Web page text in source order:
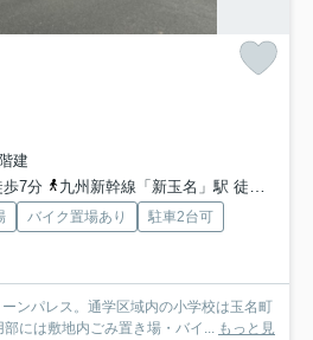
建
歩7分
九州新幹線「新玉名」駅 徒歩41分
バイク置場あり
駐車2台可
ンパレス。通学区域内の小学校は玉名町
には敷地内ごみ置き場・バイ... もっと見